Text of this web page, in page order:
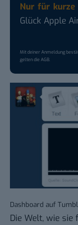
Nur für kurze
Glück Apple
Mit deiner Anmeldung
gelten dieAGB.
Dashboard auf
Die Welt, wie sie